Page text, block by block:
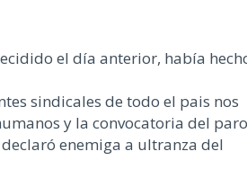
el día anterior, había
sindicales de todo el pais nos
y la convocatoria del paro
enemiga a ultranza del